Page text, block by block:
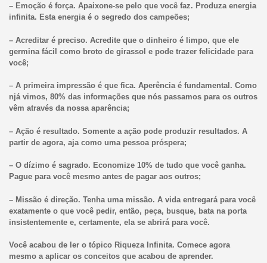
– Emoção é força. Apaixone-se pelo que você faz. Produza energia
infinita. Esta energia é o segredo dos campeões;
– Acreditar é preciso. Acredite que o dinheiro é limpo, que ele
germina fácil como broto de girassol e pode trazer felicidade para
você;
– A primeira impressão é que fica. Aperência é fundamental. Como
njá vimos, 80% das informações que nós passamos para os outros
vêm através da nossa aparência;
– Ação é resultado. Somente a ação pode produzir resultados. A
partir de agora, aja como uma pessoa próspera;
– O dízimo é sagrado. Economize 10% de tudo que você ganha.
Pague para você mesmo antes de pagar aos outros;
– Missão é direção. Tenha uma missão. A vida entregará para você
exatamente o que você pedir, então, peça, busque, bata na porta
insistentemente e, certamente, ela se abrirá para você.
Você acabou de ler o tópico Riqueza Infinita. Comece agora
mesmo a aplicar os conceitos que acabou de aprender.